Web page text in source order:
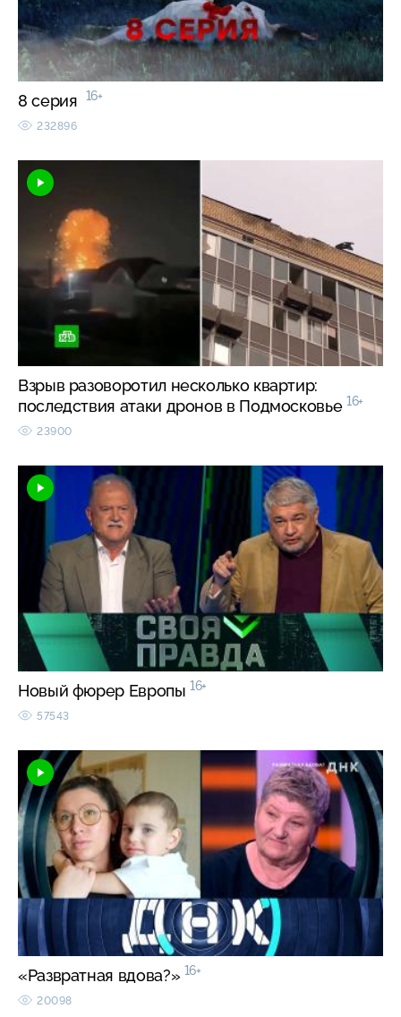
8 серия 16+
232896
Взрыв разоворотил несколько квартир:
последствия атаки дронов в Подмосковье 16+
23900
Новый фюрер Европы 16+
57543
«Развратная вдова?» 16+
20098